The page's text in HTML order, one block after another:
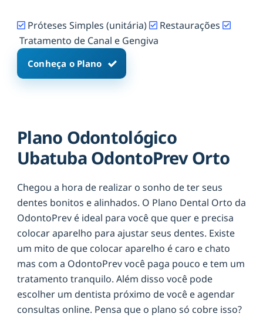
Próteses Simples (unitária)
Restaurações
Tratamento de Canal e Gengiva
Conheça o Plano
Plano Odontológico
Ubatuba OdontoPrev Orto
Chegou a hora de realizar o sonho de ter seus
dentes bonitos e alinhados. O Plano Dental Orto da
OdontoPrev é ideal para você que quer e precisa
colocar aparelho para ajustar seus dentes. Existe
um mito de que colocar aparelho é caro e chato
mas com a OdontoPrev você paga pouco e tem um
tratamento tranquilo. Além disso você pode
escolher um dentista próximo de você e agendar
consultas online. Pensa que o plano só cobre isso?